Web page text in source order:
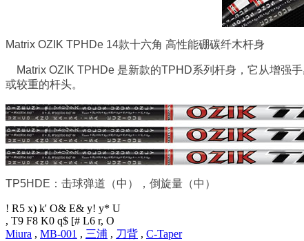
Matrix OZIK TPHDe 14款十六角 高性能硼碳纤木杆身
Matrix OZIK TPHDe 是新款的TPHD系列杆身，它从增强
或较重的杆头。
TP5HDE：击球弹道（中），倒旋量（中）
! R5 x) k' O& E& y! y* U
, T9 F8 K0 q$ [# L6 r, O
Miura , MB-001 , 三浦 , 刀背 , C-Taper